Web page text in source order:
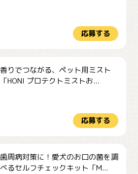
応募する
香りでつながる、ペット用ミスト
「HONI プロテクトミストお...
応募する
歯周病対策に！愛犬のお口の菌を調
べるセルフチェックキット「M...